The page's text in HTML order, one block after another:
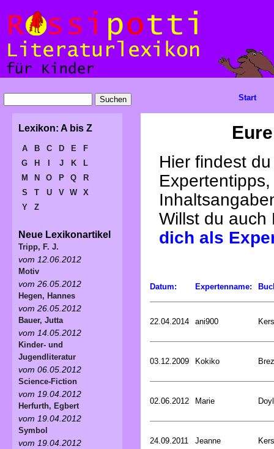
Hier findest
Willst du
dich als
Datum: Expertenname:
22.04.2014 ani900
03.12.2009 Kokiko
02.06.2012 Marie
24.09.2011 Jeanne
Start
Lexikon: A bis Z
A B C D E
F
G
H J K
L
M
N O P Q
R
S
T U V W
X
Y
Z
Neue Lexikonartikel
Tripp, F. J.
vom 12.06.2012
Motiv
vom 26.05.2012
Hegen, Hannes
vom 26.05.2012
Bauer, Jutta
vom 14.05.2012
Kinder- und
Jugendliteratur
vom 06.05.2012
Science-Fiction
vom 19.04.2012
Herfurth, Egbert
vom 19.04.2012
Symbol
vom 19.04.2012